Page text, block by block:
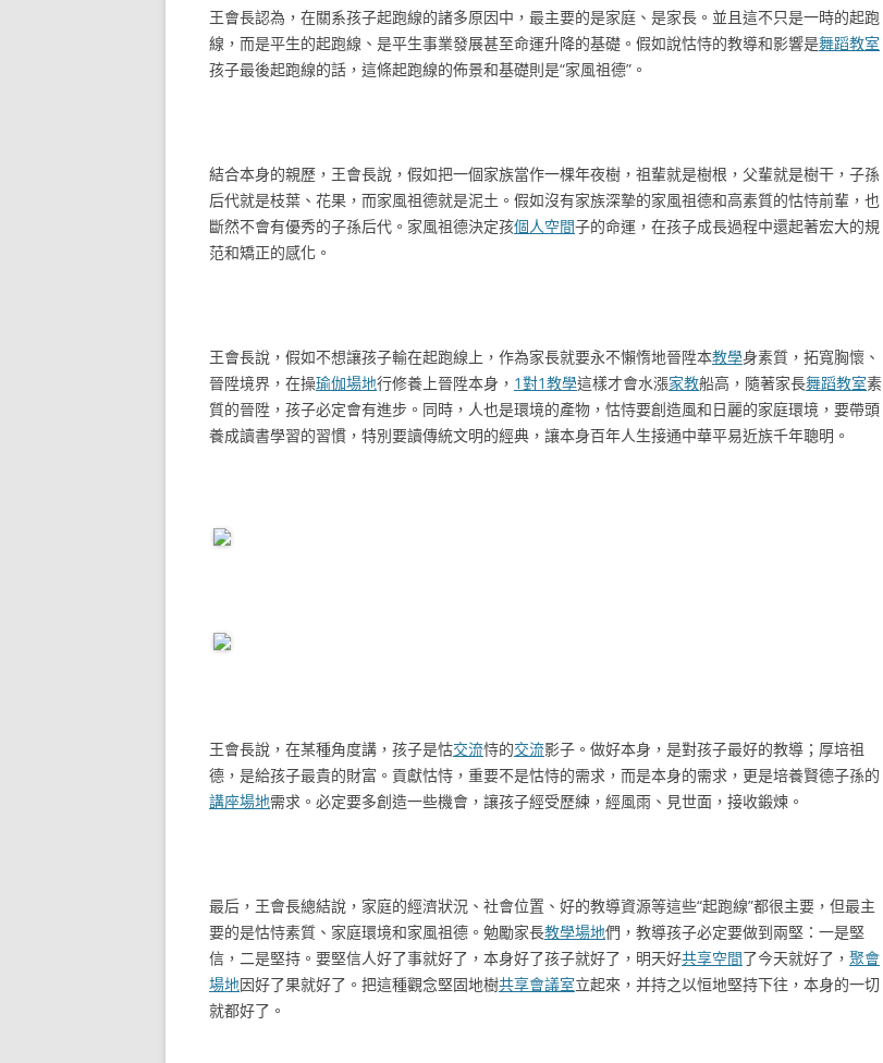
王會長認為，在關系孩子起跑線的諸多原因中，最主要的是家庭、是家長。並且這不只是一時的起跑
線，而是平生的起跑線、是平生事業發展甚至命運升降的基礎。假如說怙恃的教導和影響是舞蹈教室
孩子最後起跑線的話，這條起跑線的佈景和基礎則是“家風祖德”。
結合本身的親歷，王會長說，假如把一個家族當作一棵年夜樹，祖輩就是樹根，父輩就是樹干，子孫
后代就是枝葉、花果，而家風祖德就是泥土。假如沒有家族深摯的家風祖德和高素質的怙恃前輩，也
斷然不會有優秀的子孫后代。家風祖德決定孩個人空間子的命運，在孩子成長過程中還起著宏大的規
范和矯正的感化。
王會長說，假如不想讓孩子輸在起跑線上，作為家長就要永不懶惰地晉陞本教學身素質，拓寬胸懷、
晉陞境界，在操瑜伽場地行修養上晉陞本身， 1對1教學這樣才會水漲家教船高，隨著家長舞蹈教室素
質的晉陞，孩子必定會有進步。同時，人也是環境的產物，怙恃要創造風和日麗的家庭環境，要帶頭
養成讀書學習的習慣，特別要讀傳統文明的經典，讓本身百年人生接通中華平易近族千年聰明。
王會長說，在某種角度講，孩子是怙交流恃的交流影子。做好本身，是對孩子最好的教導；厚培祖
德，是給孩子最貴的財富。貢獻怙恃，重要不是怙恃的需求，而是本身的需求，更是培養賢德子孫的
講座場地需求。必定要多創造一些機會，讓孩子經受歷練，經風雨、見世面，接收鍛煉。
最后，王會長總結說，家庭的經濟狀況、社會位置、好的教導資源等這些“起跑線”都很主要，但最主
要的是怙恃素質、家庭環境和家風祖德。勉勵家長教學場地們，教導孩子必定要做到兩堅：一是堅
信，二是堅持。要堅信人好了事就好了，本身好了孩子就好了，明天好共享空間了今天就好了， 聚會
場地因好了果就好了。把這種觀念堅固地樹共享會議室立起來，并持之以恒地堅持下往，本身的一切
就都好了。